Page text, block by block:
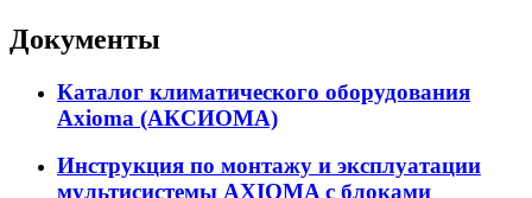
Документы
Каталог климатического оборудования
Axioma (АКСИОМА)
Инструкция по монтажу и эксплуатации
мультисистемы AXIOMA с блоками